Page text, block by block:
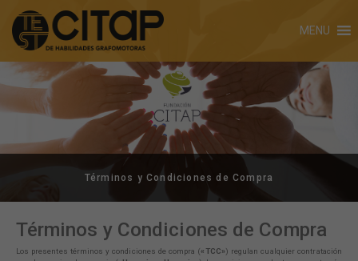
MENU
Términos y Condiciones de Compra
Términos y Condiciones de Compra
Los presentes términos y condiciones de compra («TCC») regulan cualquier contratación